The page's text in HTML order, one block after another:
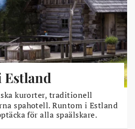
Estland
kurorter, traditionell
spahotell. Runtom i Estland
för alla spaälskare.